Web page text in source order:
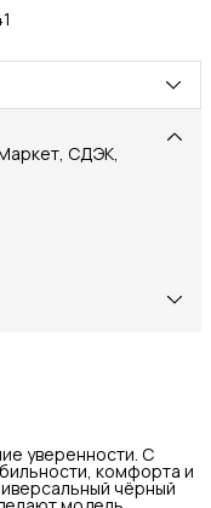
СДЭК,
уверенности. С
комфорта и
чёрный